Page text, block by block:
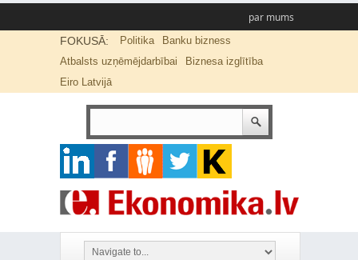
par mums
FOKUSĀ: Politika
Banku bizness
Atbalsts uzņēmējdarbībai
Biznesa izglītība
Eiro Latvijā